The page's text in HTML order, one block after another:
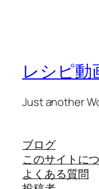
レシピ動
Just another
ブログ
このサイトに
よくある質問